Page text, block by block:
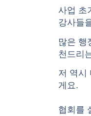
사업 초
강사들
많은 행
천드리
저 역시
게요.
협회를